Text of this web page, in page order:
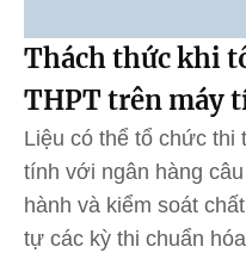
Thách thức khi
THPT trên máy
Liệu có thể tổ chức thi
tính với ngân hàng
hành và kiểm soát
tự các kỳ thi chuẩn